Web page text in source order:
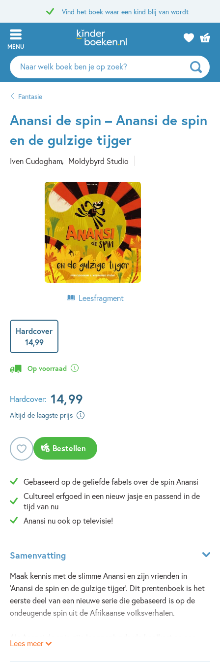
Vind het boek waar een kind blij van wordt
MENU
Zoeken
naar
auteurs
uitgevers
Fantasie
Anansi de spin – Anansi de spin
en de gulzige tijger
Iven Cudogham Moldybyrd Studio
Leesfragment
Hardcover
14,99
Op voorraad
Hardcover: 14,99
Altijd de laagste prijs
Bestellen
Gebaseerd op de geliefde fabels over de spin Anansi
Cultureel erfgoed in een nieuw jasje en passend in de
tijd van nu
Anansi nu ook op televisie!
Samenvatting
Maak kennis met de slimme Anansi en zijn vrienden in
'Anansi de spin en de gulzige tijger'. Dit prentenboek is het
eerste deel van een nieuwe serie die gebaseerd is op de
ondeugende spin uit de Afrikaanse volksverhalen.
grote pootafdruk voor zijn deur ziet, weet hij al hoe laat
Lees meer